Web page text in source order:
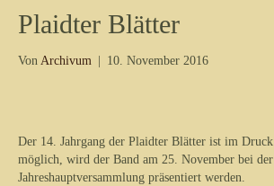
Plaidter Blätter
Von Archivum 10. November 2016
Der 14. Jahrgang der Plaidter Blätter ist im
möglich, wird der Band am 25. November bei der
Jahreshauptversammlung präsentiert werden.